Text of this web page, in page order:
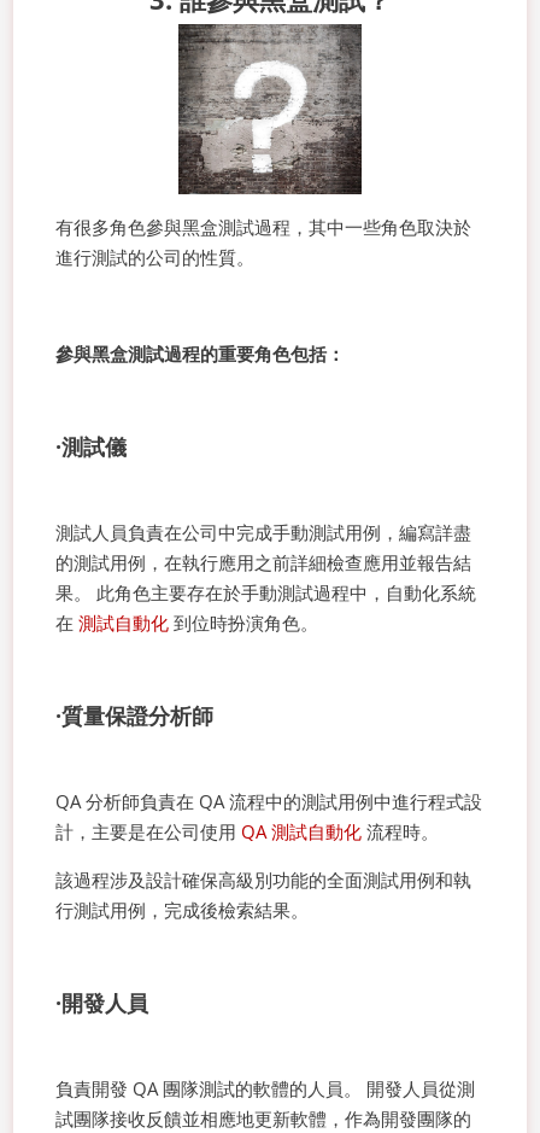
有很多角色參與黑盒測試過程，其中一些角色取決於
進行測試的公司的性質。
參與黑盒測試過程的重要角色包括：
·測試儀
測試人員負責在公司中完成手動測試用例，編寫詳盡
的測試用例，在執行應用之前詳細檢查應用並報告結
果。 此角色主要存在於手動測試過程中，自動化系統
在測試自動化 到位時扮演角色。
·質量保證分析師
QA 分析師負責在 QA 流程中的測試用例中進行程式設
計，主要是在公司使用 QA 測試自動化 流程時。
該過程涉及設計確保高級別功能的全面測試用例和執
行測試用例，完成後檢索結果。
·開發人員
負責開發 QA 團隊測試的軟體的人員。 開發人員從測
試團隊接收反饋並相應地更新軟體，作為開發團隊的